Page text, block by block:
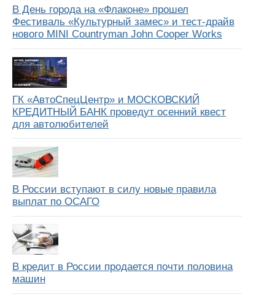
В День города на «Флаконе» прошел
Фестиваль «Культурный замес» и тест-драйв
нового MINI Countryman John Cooper Works
ГК «АвтоСпецЦентр» и МОСКОВСКИЙ
КРЕДИТНЫЙ БАНК проведут осенний квест
для автолюбителей
В России вступают в силу новые правила
выплат по ОСАГО
В кредит в России продается почти половина
машин